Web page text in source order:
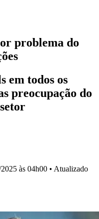
problema do
em todos os
preocupação do
às 04h00 • Atualizado